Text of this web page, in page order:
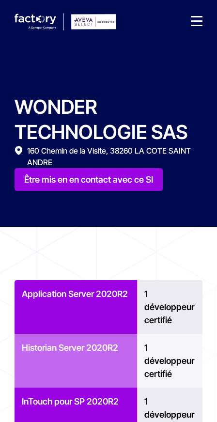
Qu'est-ce que vous cherchez ?
WONDER
TECHNOLOGIE SAS
160 Chemin de la Visite, 38260 LA COTE SAINT
ANDRE
Être mis en en contact avec ce SI
Application Server 2020R2
1
développeur
certifié
Historian Server 2020R2
1
développeur
certifié
InTouch pour SP 2020R2
1
développeur